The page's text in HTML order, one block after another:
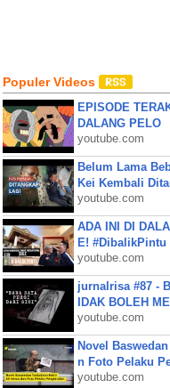
Populer Videos
EPISODE
DALANG PELO
youtube.com
Belum Lama
Kei Kembali
youtube.com
ADA INI DI
E! #DibalikPintu
youtube.com
jurnalrisa #87 -
IDAK BOLEH
youtube.com
Novel
n Foto Pelaku
youtube.com